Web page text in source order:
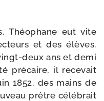
Théophane eut vite
et des élèves.
​deux ans et demi
pré­caire, il rece­vait
1852, des mains de
prêtre célé­brait